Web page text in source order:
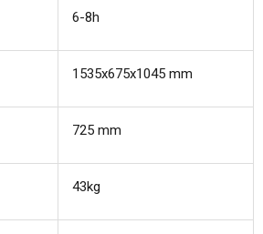
6-8h
1535x675x1045 mm
725 mm
43kg